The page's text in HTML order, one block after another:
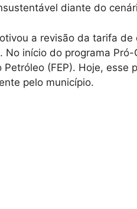
diante do
a revisão da tarifa
No início do programa
Petróleo (FEP). Hoje,
pelo município.